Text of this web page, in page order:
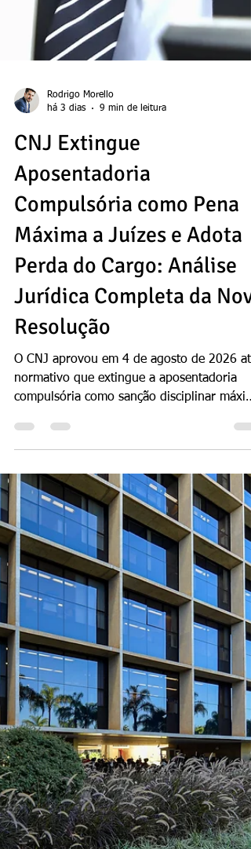
Rodrigo Morello
há 3 dias
9 min de leitura
CNJ Extingue
Aposentadoria
Compulsória como Pena
Máxima a Juízes e Adota
Perda do Cargo: Análise
Jurídica Completa da Nova
Resolução
normativo que extingue a aposentadoria
compulsória como sanção disciplinar
a magistrados, substituindo-a pela
disponibilidade com proposta de perda do
cargo. A medida alinha o regime disciplinar
EC 103/2019 e ao entendimento do STF.